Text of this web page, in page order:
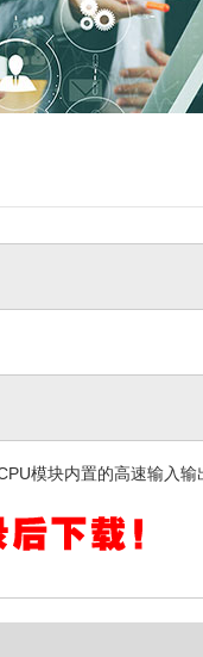
模块内置的高速输入输